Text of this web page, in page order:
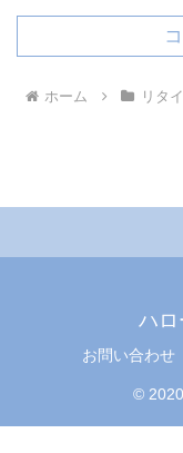
ホーム リタ
ハロ
お問い合わせ
©